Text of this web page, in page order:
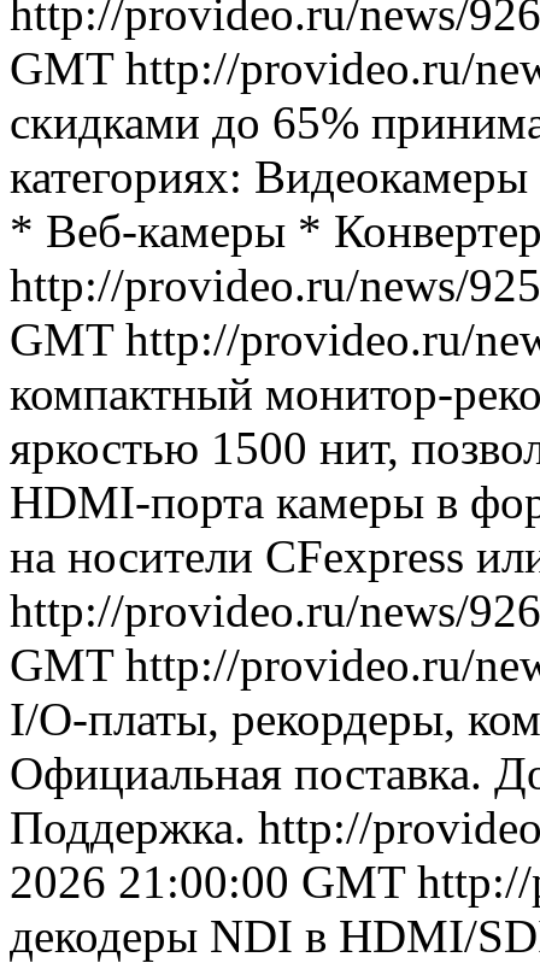
http://provideo.ru/news/
GMT http://provideo.ru/
скидками до 65%
категориях:
* Веб-камеры *
http://provideo.ru/news/
GMT http://provideo.ru/
компактный монитор-
яркостью 1500 нит,
HDMI-порта камеры в
на носители CFexpress
http://provideo.ru/news/
GMT http://provideo.ru/
I/O-платы, рекордеры,
Официальная поставка.
Поддержка. http://
2026 21:00:00 GMT http://
декодеры NDI в HDMI/